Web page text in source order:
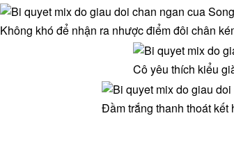
Không khó để nhận ra nhược điểm đôi chân
Cô yêu thích kiểu
Đầm trắng thanh thoát kết